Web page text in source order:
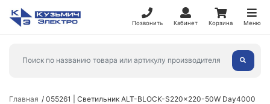
Позвонить Кабинет Корзина Меню
Главная
055261 | Светильник ALT-BLOCK-S220x220-50W Day4000